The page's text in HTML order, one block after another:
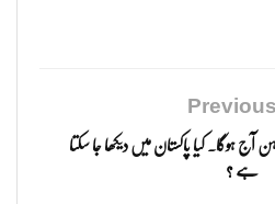
گرہن آج ہوگا۔ کیا پاکستان میں دیکھا جا سکتا
ہے ؟